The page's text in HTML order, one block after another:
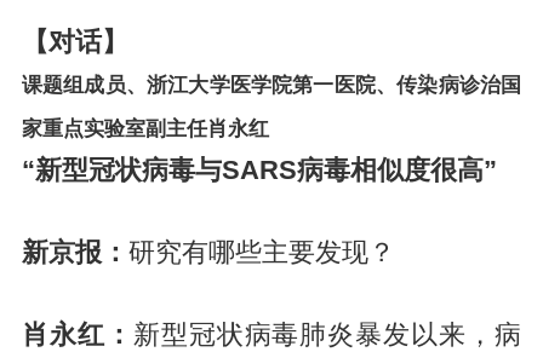
【对话】
课题组成员、浙江大学医学院第一医院、传染病诊治国
家重点实验室副主任肖永红
“新型冠状病毒与SARS病毒相似度很高”
新京报： 研究有哪些主要发现？
肖永红： 新型冠状病毒肺炎暴发以来，病